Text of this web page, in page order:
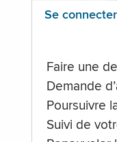
Se connecter
Faire une
Demande
Poursuivre
Suivi de